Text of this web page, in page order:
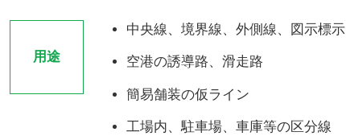
用途
中央線、境界線、外側線、図示標示
空港の誘導路、滑走路
簡易舗装の仮ライン
工場内、駐車場、車庫等の区分線